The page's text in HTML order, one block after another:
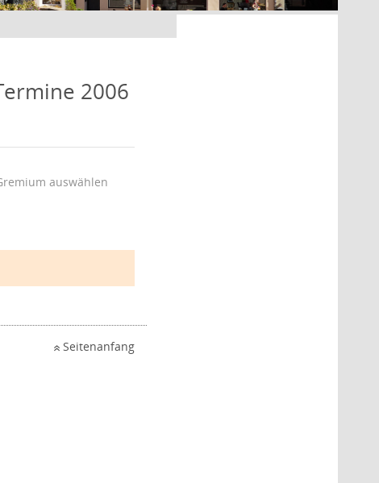
2006
auswählen
Seitenanfang